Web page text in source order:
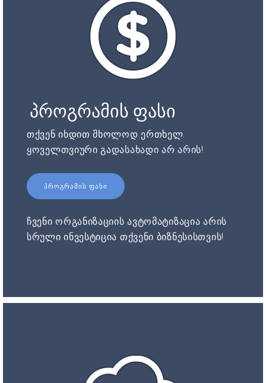
პროგრამის ფასი
თქვენ იხდით მხოლოდ ერთხელ.
ყოველთვიური გადასახადი არ არის!
ᲞᲠᲝᲒᲠᲐᲛᲘᲡ ᲤᲐᲡᲘ
ჩვენი ორგანიზაციის ავტომატიზაცია არის
სრული ინვესტიცია თქვენი ბიზნესისთვის!